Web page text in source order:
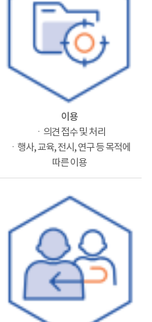
이용
ㆍ의견 접수 및 처리
ㆍ행사, 교육, 전시, 연구 등 목적에
따른 이용